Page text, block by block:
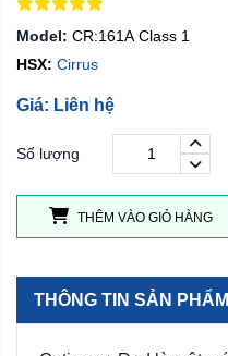
Model: CR:161A Class 1
HSX: Cirrus
Giá: Liên hệ
Số lượng
THÊM VÀO GIỎ HÀNG
THÔNG TIN SẢN PHẨM